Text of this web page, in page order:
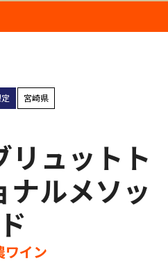
宮崎県
ュットト
ナルメソッ
ド
ワイン